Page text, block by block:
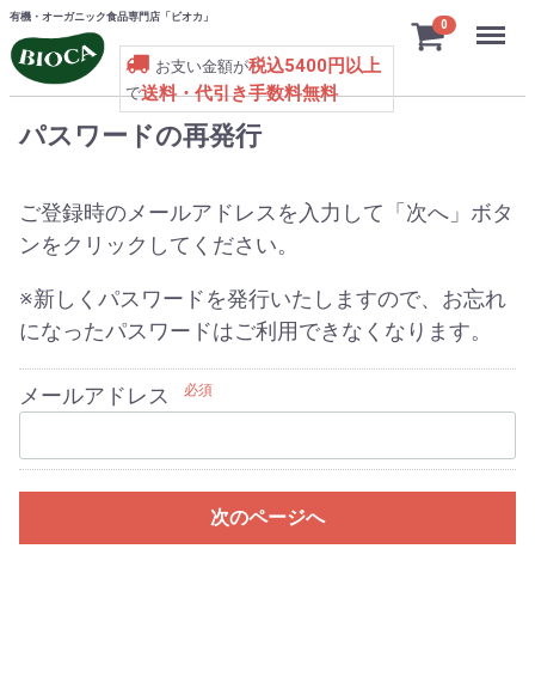
有機・オーガニック食品専門店「ビオカ」
お支い金額が税込5400円以上
で送料・代引き手数料無料
0 Menu
パスワードの再発行
ご登録時のメールアドレスを入力して「次へ」ボタ
ンをクリックしてください。
※新しくパスワードを発行いたしますので、お忘れ
になったパスワードはご利用できなくなります。
メールアドレス 必須
次のページへ